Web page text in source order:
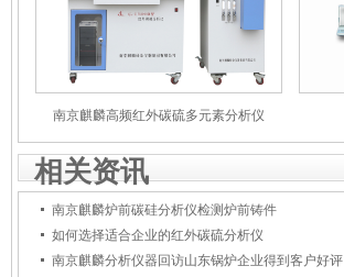
南京麒麟高频红外碳硫多元素分析仪
相关资讯
南京麒麟炉前碳硅分析仪检测炉前铸件
如何选择适合企业的红外碳硫分析仪
南京麒麟分析仪器回访山东锅炉企业得到客户好评